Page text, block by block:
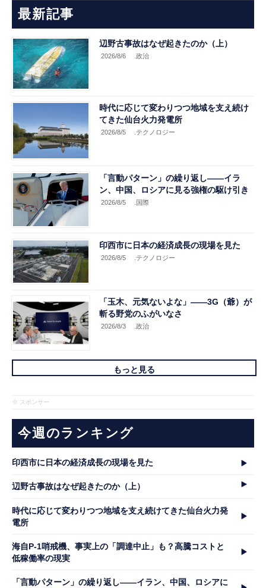
最新記事
辺野古事故はなぜ起きたのか（上）
2026/8/6 .政治
時代に応じて変わりつつ地域を支え続け
てきた仙台火力発電所
2026/8/5 .テクノロジー
「言動パターン」の繰り返し――イラ
ン、中国、ロシアに見る強権の駆け引き
2026/8/5 .国際
印西市に日本の経済成長の現場を見た
2026/8/5 .テクノロジー
「玉木、元気ないよな」――3G（爺）が
斬る野党のふがいなさ
2026/8/3 .政治
もっと見る
※ スポンサー
今週のランキング
印西市に日本の経済成長の現場を見た
辺野古事故はなぜ起きたのか（上）
時代に応じて変わりつつ地域を支え続けてきた仙台火力発
電所
海自P-1哨戒機、事実上の「調達中止」も？高騰コストと
低稼働率の現実
「言動パターン」の繰り返し――イラン、中国、ロシアに